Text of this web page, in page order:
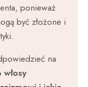
ponieważ
być złożone i
na